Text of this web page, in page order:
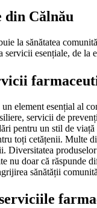
din Călnău
la sănătatea
servicii esențiale, de
element esențial al
servicii de
pentru un stil de
toți cetățenii. Multe
Diversitatea
nu doar că răspunde
sănătății